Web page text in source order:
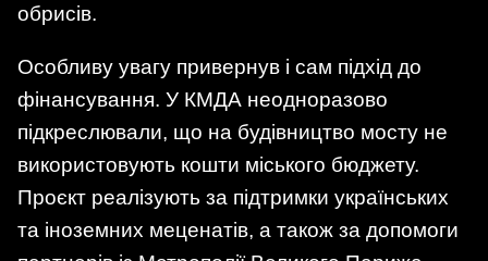
обрисів.
Особливу увагу привернув і сам підхід до
фінансування. У КМДА неодноразово
підкреслювали, що на будівництво мосту не
використовують кошти міського бюджету.
Проєкт реалізують за підтримки українських
та іноземних меценатів, а також за допомоги